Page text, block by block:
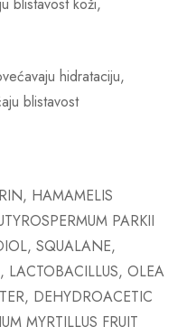
hidrataciju,
blistavost​
HAMAMELIS
PARKII
SQUALANE,
LACTOBACILLUS, OLEA
DEHYDROACETIC
MYRTILLUS FRUIT